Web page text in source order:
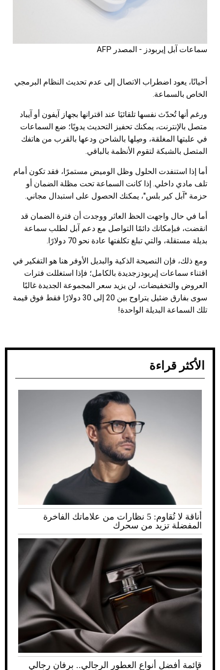
سماعات آبل إيربودز - المصدر AFP
أحيانًا، يعود اضطراب الاتصال إلى عدم تحديث النظام البرمجي
الخاص بالسماعة.
ورغم أنها تُحدّث نفسها تلقائيَا عند اقترانها بجهاز آيفون أو آيباد
متصل بالإنترنت، يمكنك تحفيز التحديث يدويًا؛ ضع السماعات
في علبتها المغلقة، وصِلها بالشاحن ودعها بالقرب من هاتفك
المتصل بالشبكة لتقوم الأنظمة بالباقي.
أما إذا استنفدت الحلول وظل الوميض مستمرًا، فقد تكون أمام
تلف مادي داخلي. إذا كانت السماعة تحت مظلة الضمان أو
حزمة "آبل كير بلس"، يمكنك الحصول على استبدال مجاني.
أما في حال واجهت الحظ العاثر ووجدت أن فترة الضمان قد
انقضت، فبإمكانك دائمًا التواصل مع دعم آبل لطلب سماعة
بديلة مستقلة، والتي تبلغ تكلفتها عادة نحو 70 دولارًا.
ومع ذلك، فإن النصيحة الذكية والبديل الأوفر هنا هو التفكير في
اقتناء سماعات إيربودزجديدة بالكامل؛ فإذا استغللت فترات
العروض والتخفيضات، لن يزيد سعر المجموعة الجديدة غالبًا
سوى بفارق ضئيل يتراوح بين 20 إلى 30 دولارًا فقط فوق قيمة
تلك السماعة البديلة الواحدة!
الأكثر قراءة
أناقة لا تُقاوم: 5 نظارات من علاماتك الفاخرة
المفضلة تزيد من سحرك
قائمة أفضل أنواع العطور الرجالي.. برفان رجالي